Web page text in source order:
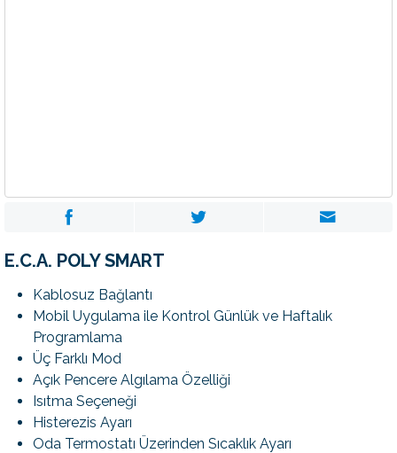
E.C.A. POLY SMART
Kablosuz Bağlantı
Mobil Uygulama ile Kontrol Günlük ve Haftalık
Programlama
Üç Farklı Mod
Açık Pencere Algılama Özelliği
Isıtma Seçeneği
Histerezis Ayarı
Oda Termostatı Üzerinden Sıcaklık Ayarı